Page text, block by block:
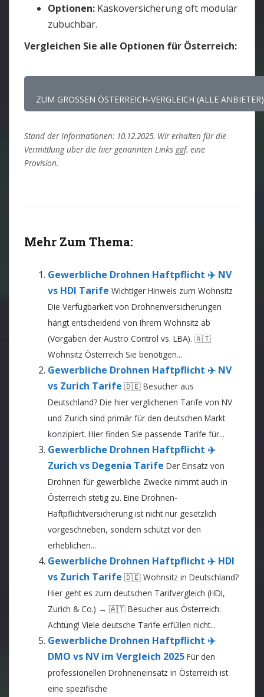
Optionen: Kaskoversicherung oft modular
zubuchbar.
Vergleichen Sie alle Optionen für Österreich:
ZUM GROSSEN ÖSTERREICH-VERGLEICH (ALLE ANBIETER)
Stand der Informationen: 10.12.2025. Wir erhalten für die
Vermittlung über die hier genannten Links ggf. eine
Provision.
Mehr Zum Thema:
Gewerbliche Drohnen Haftpflicht ✈️ NV
vs HDI Tarife Wichtiger Hinweis zum Wohnsitz
Die Verfügbarkeit von Drohnenversicherungen
hängt entscheidend von Ihrem Wohnsitz ab
(Vorgaben der Austro Control vs. LBA). 🇦🇹
Wohnsitz Österreich Sie benötigen...
Gewerbliche Drohnen Haftpflicht ✈️ NV
vs Zurich Tarife 🇩🇪 Besucher aus
Deutschland? Die hier verglichenen Tarife von NV
und Zurich sind primär für den deutschen Markt
konzipiert. Hier finden Sie passende Tarife für...
Gewerbliche Drohnen Haftpflicht ✈️
Zurich vs Degenia Tarife Der Einsatz von
Drohnen für gewerbliche Zwecke nimmt auch in
Österreich stetig zu. Eine Drohnen-
Haftpflichtversicherung ist nicht nur gesetzlich
vorgeschrieben, sondern schützt vor den
erheblichen...
Gewerbliche Drohnen Haftpflicht ✈️ HDI
vs Zurich Tarife 🇩🇪 Wohnsitz in Deutschland?
Hier geht es zum deutschen Tarifvergleich (HDI,
Zurich & Co.) → 🇦🇹 Besucher aus Österreich:
Achtung! Viele deutsche Tarife erfüllen nicht...
Gewerbliche Drohnen Haftpflicht ✈️
DMO vs NV im Vergleich 2025 Für den
professionellen Drohneneinsatz in Österreich ist
eine spezifische